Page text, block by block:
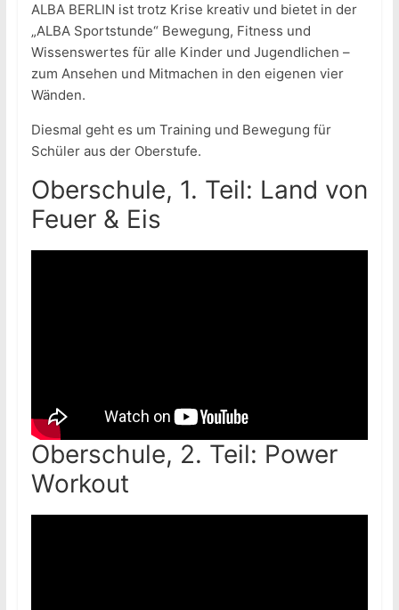
ALBA BERLIN ist trotz Krise kreativ und bietet in der
„ALBA Sportstunde“ Bewegung, Fitness und
Wissenswertes für alle Kinder und Jugendlichen –
zum Ansehen und Mitmachen in den eigenen vier
Wänden.
Diesmal geht es um Training und Bewegung für
Schüler aus der Oberstufe.
Oberschule, 1. Teil: Land von
Feuer & Eis
Oberschule, 2. Teil: Power
Workout